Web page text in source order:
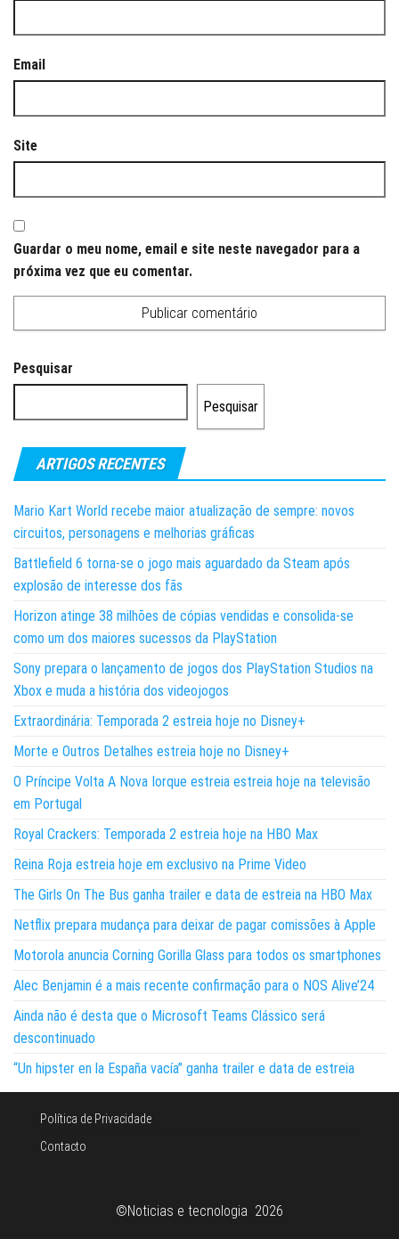
Email
Site
Guardar o meu nome, email e site neste navegador para a
próxima vez que eu comentar.
Pesquisar
Pesquisar
ARTIGOS RECENTES
Mario Kart World recebe maior atualização de sempre: novos
circuitos, personagens e melhorias gráficas
Battlefield 6 torna-se o jogo mais aguardado da Steam após
explosão de interesse dos fãs
Horizon atinge 38 milhões de cópias vendidas e consolida-se
como um dos maiores sucessos da PlayStation
Sony prepara o lançamento de jogos dos PlayStation Studios na
Xbox e muda a história dos videojogos
Extraordinária: Temporada 2 estreia hoje no Disney+
Morte e Outros Detalhes estreia hoje no Disney+
O Príncipe Volta A Nova Iorque estreia estreia hoje na televisão
em Portugal
Royal Crackers: Temporada 2 estreia hoje na HBO Max
Reina Roja estreia hoje em exclusivo na Prime Video
The Girls On The Bus ganha trailer e data de estreia na HBO Max
Netflix prepara mudança para deixar de pagar comissões à Apple
Motorola anuncia Corning Gorilla Glass para todos os smartphones
Alec Benjamin é a mais recente confirmação para o NOS Alive’24
Ainda não é desta que o Microsoft Teams Clássico será
descontinuado
“Un hipster en la España vacía” ganha trailer e data de estreia
Política de Privacidade
Contacto
©Noticias e tecnologia 2026